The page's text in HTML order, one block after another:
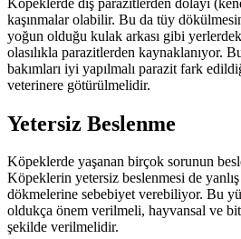
kaşınmalar olabilir. Bu da tüy
yoğun olduğu kulak arkası gibi
olasılıkla parazitlerden kaynaklanıyor.
bakımları iyi yapılmalı parazit fark
veterinere götürülmelidir.
Yetersiz Beslenme
Köpeklerde yaşanan birçok sorunun
Köpeklerin yetersiz beslenmesi de
dökmelerine sebebiyet verebiliyor. Bu
oldukça önem verilmeli, hayvansal ve
şekilde verilmelidir.